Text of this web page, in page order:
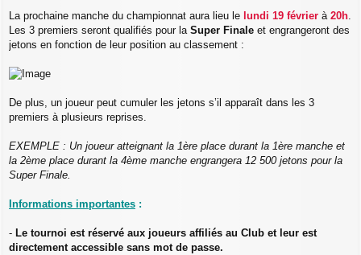
s
g
e
La prochaine manche du championnat aura lieu le lundi 19 février à 20h.
Les 3 premiers seront qualifiés pour la Super Finale et engrangeront des
jetons en fonction de leur position au classement :
De plus, un joueur peut cumuler les jetons s’il apparaît dans les 3
premiers à plusieurs reprises.
EXEMPLE : Un joueur atteignant la 1ère place durant la 1ère manche et
la 2ème place durant la 4ème manche engrangera 12 500 jetons pour la
Super Finale.
Informations importantes :
- Le tournoi est réservé aux joueurs affiliés au Club et leur est
directement accessible sans mot de passe.